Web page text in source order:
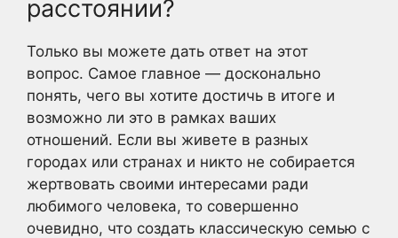
расстоянии?
Только вы можете дать ответ на этот
вопрос. Самое главное — досконально
понять, чего вы хотите достичь в итоге и
возможно ли это в рамках ваших
отношений. Если вы живете в разных
городах или странах и никто не собирается
жертвовать своими интересами ради
любимого человека, то совершенно
очевидно, что создать классическую семью с